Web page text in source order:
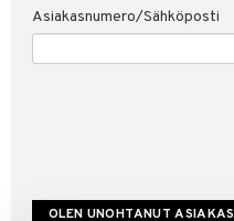
Asiakasnumero/Sähköposti